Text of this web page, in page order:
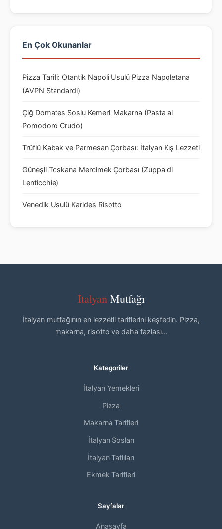
En Çok Okunanlar
Pizza Tarifi: Otantik Napoli Usulü Pizza Napoletana
(AVPN Standardı)
Çiğ Domates Soslu Kemerli Makarna (Pasta al
Pomodoro Crudo)
Trüflü Kabak ve Parmesan Çorbası: İtalyan Kış Lezzeti
Güneşli Toskana Mercimek Çorbası (Zuppa di
Lenticchie)
Venedik Usulü Karides Risotto
İtalyanMutfağı
İtalyan mutfağının en lezzetli tariflerini keşfedin. Pizza,
makarna, risotto ve daha fazlası...
Kategoriler
İtalyan Yemekleri
Pizza
Makarna Tarifleri
İtalyan Sosları
İtalyan Tatlıları
Ekmek Tarifleri
Sayfalar
Anasayfa